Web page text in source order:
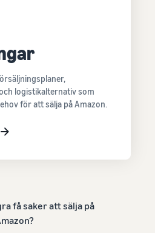
logistikalternativ som
för att sälja på Amazon.
få saker att sälja på